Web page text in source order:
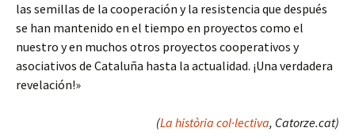
las semillas de la cooperación y la resistencia que después
se han mantenido en el tiempo en proyectos como el
nuestro y en muchos otros proyectos cooperativos y
asociativos de Cataluña hasta la actualidad. ¡Una verdadera
revelación!»
(La història col·lectiva, Catorze.cat)